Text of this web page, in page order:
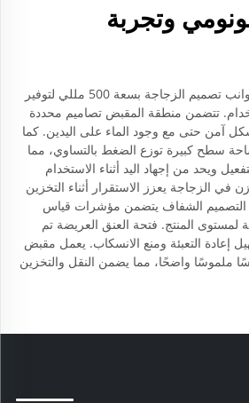
وتجربة
تم تحسين كل جانب من جوانب تصميم الزجاجة بسعة 500 مللي لتوفير
تتضمن منطقة المقبض تصاميم محددة
آمن حتى مع وجود الماء على اليدين. كما
سطح كبيرة توزع الضغط بالتساوي، مما
ويحد من إجهاد اليد أثناء الاستخدام
في الزجاجة يعزز الاستقرار أثناء التخزين
التصميم الشفاف يتضمن مؤشرات قياس
المنتج. فتحة العنق العريضة تم
إعادة التعبئة ومنع الانسكاب. يعمل مقبض
ملموسًا واضحًا، مما يضمن النقل والتخزين